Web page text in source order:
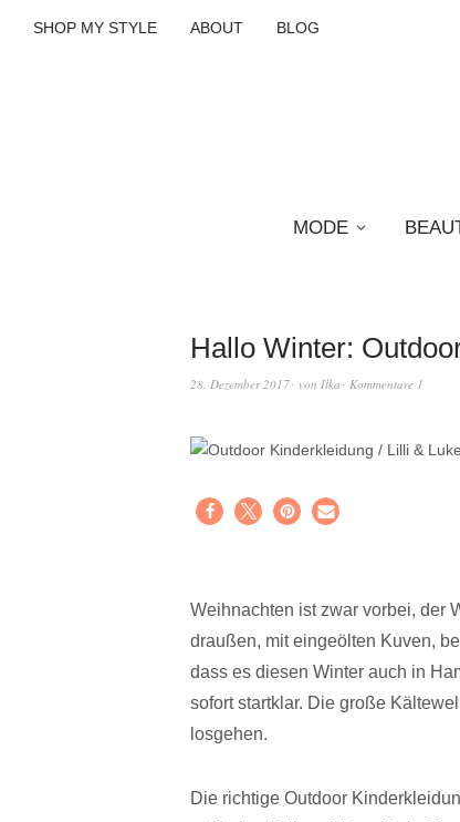
SHOP MY STYLE ABOUT
BLOG
MODE
Hallo Winter:
28. Dezember 2017 von Ilka Kommentare 1
Weihnachten ist zwar vorbei, der
draußen, mit eingeölten Kuven,
dass es diesen Winter auch in
sofort startklar. Die große
losgehen.
Die richtige Outdoor